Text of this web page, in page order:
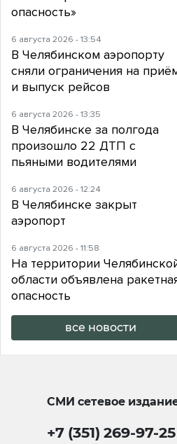
опасность»
6 августа 2026 - 13:54
В Челябинском аэропорту
сняли ограничения на
и выпуск рейсов
6 августа 2026 - 13:35
В Челябинске за полгода
произошло 22 ДТП с
пьяными водителями
6 августа 2026 - 12:24
В Челябинске закрыт
аэропорт
6 августа 2026 - 11:58
На территории
области объявлена
опасность
все новости
СМИ сетевое
+7 (351) 269-97-25